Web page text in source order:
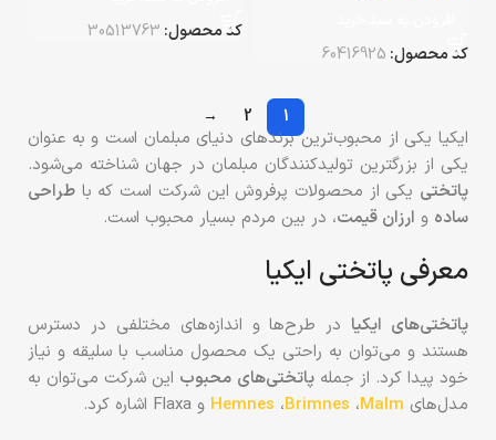
کد محصول: 60416925
کد محصول: 30513763
1
2
→
ایکیا یکی از محبوب‌ترین برندهای دنیای مبلمان است و به عنوان
یکی از بزرگترین تولیدکنندگان مبلمان در جهان شناخته می‌شود.
پاتختی یکی از محصولات پرفروش این شرکت است که با طراحی
ساده و ارزان قیمت، در بین مردم بسیار محبوب است.
معرفی پاتختی ایکیا
پاتختی‌های ایکیا در طرح‌ها و اندازه‌های مختلفی در دسترس
هستند و می‌توان به راحتی یک محصول مناسب با سلیقه و نیاز
خود پیدا کرد. از جملهپاتختی‌های محبوب این شرکت می‌توان به
مدل‌های
Hemnes ،Brimnes ،Malm
و Flaxa اشاره کرد.